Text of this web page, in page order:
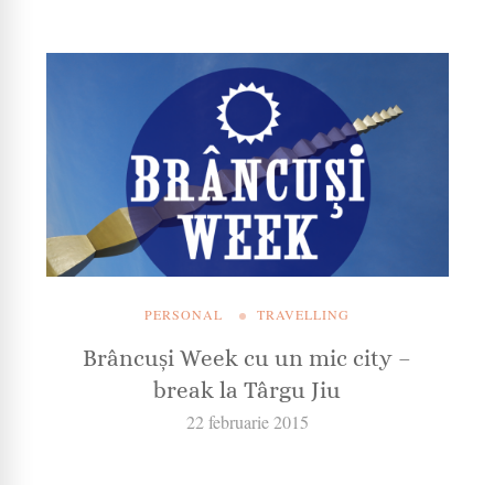
PERSONAL TRAVELLING
Brâncuși Week cu un mic city –
break la Târgu Jiu
22 februarie 2015